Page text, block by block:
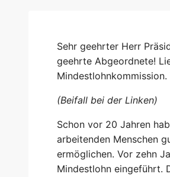
Sehr geehrter Herr
geehrte Abgeordnete!
(Beifall bei der Linken)
Schon vor 20 Jahren
arbeitenden Menschen
ermöglichen. Vor zehn
Mindestlohn eingeführt.